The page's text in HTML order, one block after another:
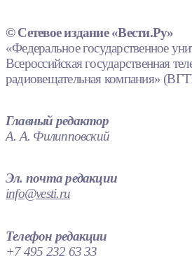
© Сетевое издание «Вести.Ру»
«Федеральное государственное
Всероссийская государственная
радиовещательная компания»
Главный редактор
А. А. Филипповский
Эл. почта редакции
info@vesti.ru
Телефон редакции
+7 495 232 63 33